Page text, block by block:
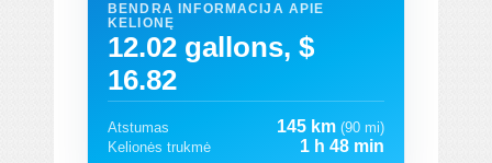
BENDRA INFORMACIJA APIE
KELIONĘ
12.02 gallons, $
16.82
Atstumas 145 km (90 mi)
Kelionės trukmė
1 h 48 min